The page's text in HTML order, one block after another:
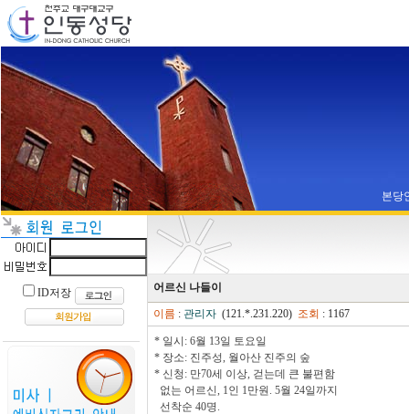
본당
ID저장 어르신 나들이
이름 : 관리자 (121.*.231.220) 조회 : 1167
* 일시: 6월 13일 토요일
* 장소: 진주성, 월아산 진주의 숲
* 신청: 만70세 이상, 걷는데 큰 불편함
없는 어르신, 1인 1만원. 5월 24일까지
선착순 40명.